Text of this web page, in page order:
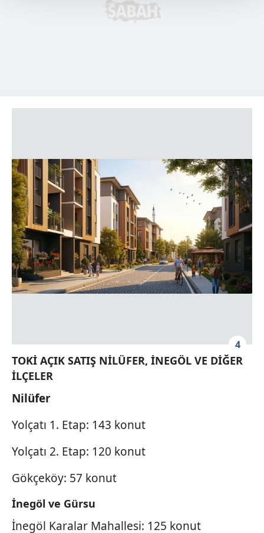
Her halükârda, kullanıcılar, bu çerezlere izin vermedikleri
takdirde, kullanıcılara hedefli reklamlar
verileriniz işlenmekte olup gerekli olan çerezler bilgi
reklam/pazarlama faaliyetlerinin yapılması, amaçlarıyla
sınırlı olarak açık rızanız dahilinde kullanılacaktır.
Çerezlere ilişkin tercihlerinizi aşağıda yer alan panel
vasıtasıyla belirleyebilirsiniz. Çerezlere ilişkin detaylı bilgi
için Ayarlar butonuna tıklayabilir,Çerez Bilgilendirme
Metnimiziziyaret edebilirsiniz.
6698 sayılı Kişisel Verilerin Korunması Kanunu uyarınca
hazırlanmış Aydınlatma Metnimizi okumak ve sitemizde
4
TOKİ AÇIK SATIŞ NİLÜFER, İNEGÖL VE DİĞER
İLÇELER
Nilüfer
Yolçatı 1. Etap: 143 konut
Yolçatı 2. Etap: 120 konut
Gökçeköy: 57 konut
İnegöl ve Gürsu
İnegöl Karalar Mahallesi: 125 konut